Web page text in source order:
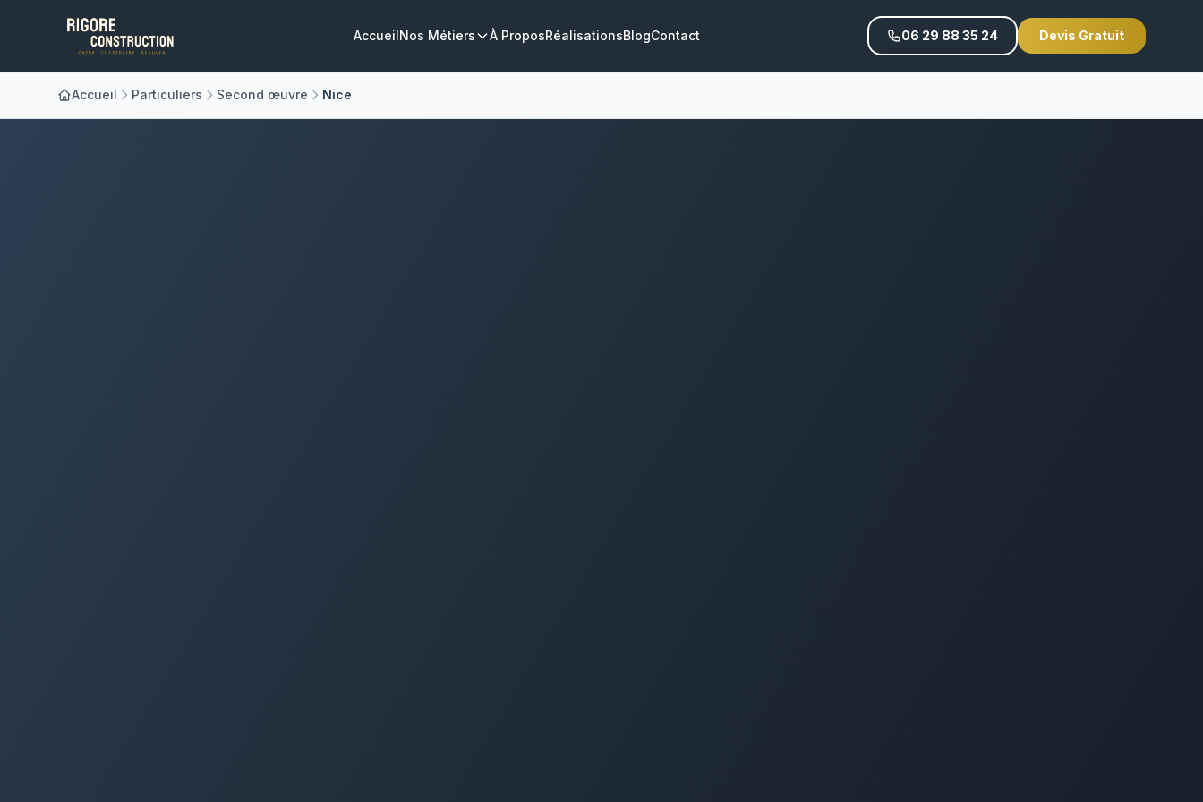
AccueilNos Métiers À ProposRéalisationsBlogContact 06 29 88 35 24 Devis Gratuit
Accueil Particuliers Second œuvre Nice